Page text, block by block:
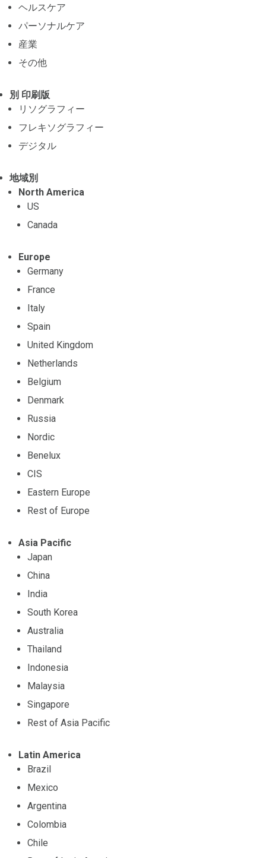
ヘルスケア
パーソナルケア
産業
その他
別 印刷版
リソグラフィー
フレキソグラフィー
デジタル
地域別
North America
US
Canada
Europe
Germany
France
Italy
Spain
United Kingdom
Netherlands
Belgium
Denmark
Russia
Nordic
Benelux
CIS
Eastern Europe
Rest of Europe
Asia Pacific
Japan
China
India
South Korea
Australia
Thailand
Indonesia
Malaysia
Singapore
Rest of Asia Pacific
Latin America
Brazil
Mexico
Argentina
Colombia
Chile